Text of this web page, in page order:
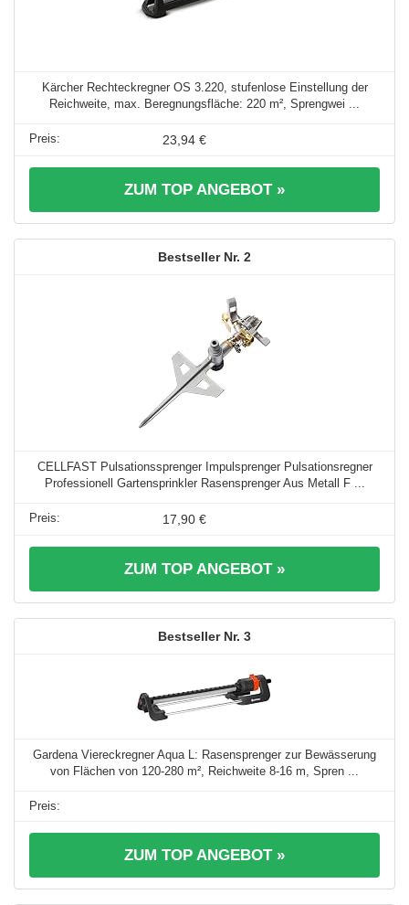
Kärcher Rechteckregner OS 3.220, stufenlose Einstellung der
Reichweite, max. Beregnungsfläche: 220 m², Sprengwei ...
23,94 €
ZUM TOP ANGEBOT »
2
CELLFAST Pulsationssprenger Impulsprenger Pulsationsregner
Professionell Gartensprinkler Rasensprenger Aus Metall F ...
17,90 €
ZUM TOP ANGEBOT »
3
Gardena Viereckregner Aqua L: Rasensprenger zur Bewässerung
von Flächen von 120-280 m², Reichweite 8-16 m, Spren ...
ZUM TOP ANGEBOT »